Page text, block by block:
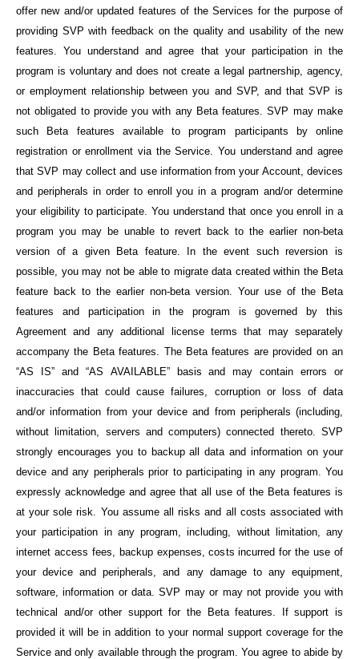
offer new and/or updated features of the Services for the purpose of
providing SVP with feedback on the quality and usability of the new
features. You understand and agree that your participation in the
program is voluntary and does not create a legal partnership, agency,
or employment relationship between you and SVP, and that SVP is
not obligated to provide you with any Beta features. SVP may make
such Beta features available to program participants by online
registration or enrollment via the Service. You understand and agree
that SVP may collect and use information from your Account, devices
and peripherals in order to enroll you in a program and/or determine
your eligibility to participate. You understand that once you enroll in a
program you may be unable to revert back to the earlier non-beta
version of a given Beta feature. In the event such reversion is
possible, you may not be able to migrate data created within the Beta
feature back to the earlier non-beta version. Your use of the Beta
features and participation in the program is governed by this
Agreement and any additional license terms that may separately
accompany the Beta features. The Beta features are provided on an
“AS IS” and “AS
AVAILABLE” basis and may contain errors or
inaccuracies that could cause failures, corruption or loss of data
and/or information from your device and from peripherals (including,
without limitation, servers and computers) connected thereto. SVP
strongly encourages you to backup all data and information on your
device and any peripherals prior to participating in any program. You
expressly acknowledge and agree that all use of the Beta features is
at your sole risk. You assume all risks and all costs associated with
your participation in any program, including, without limitation, any
internet access fees, backup expenses, costs incurred for the use of
your device and peripherals, and any damage to any equipment,
software, information or data. SVP may or may not provide you with
technical and/or other support for the Beta features. If support is
provided it will be in addition to your normal support coverage for the
Service and only available through the program. You agree to abide by